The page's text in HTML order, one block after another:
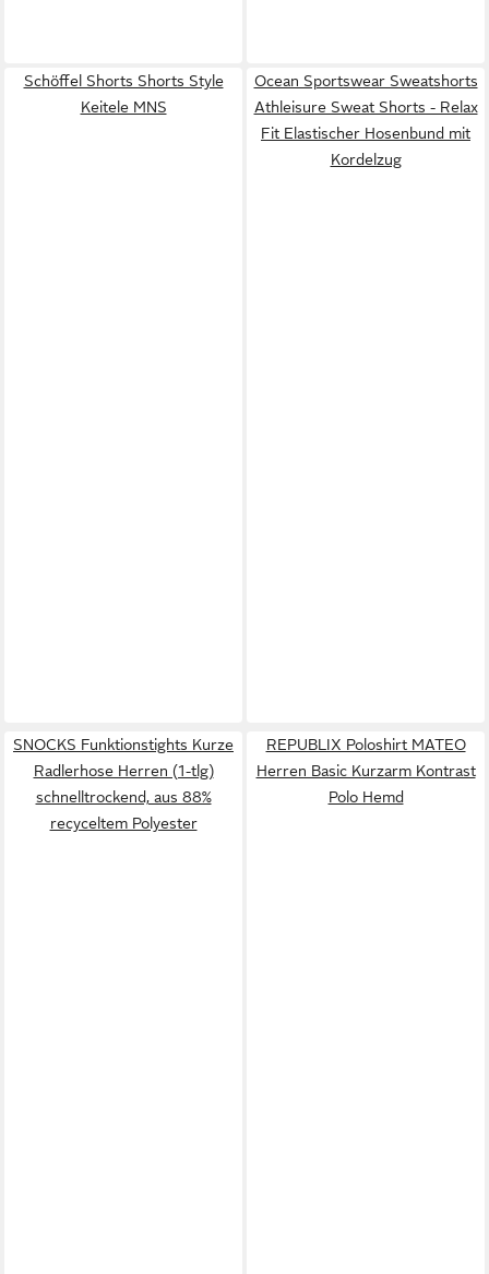
Schöffel Shorts Shorts Style
Keitele MNS
Ocean Sportswear Sweatshorts
Athleisure Sweat Shorts - Relax
Fit Elastischer Hosenbund mit
Kordelzug
SNOCKS Funktionstights Kurze
Radlerhose Herren (1-tlg)
schnelltrockend, aus 88%
recyceltem Polyester
REPUBLIX Poloshirt MATEO
Herren Basic Kurzarm Kontrast
Polo Hemd